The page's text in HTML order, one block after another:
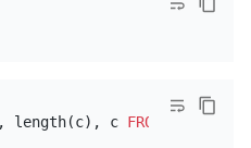
length(c), c FROM